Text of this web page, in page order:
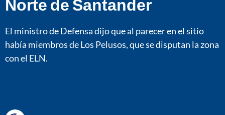
Norte de Santander
El ministro de Defensa dijo que al parecer en el sitio
había miembros de Los Pelusos, que se disputan la zona
con el ELN.